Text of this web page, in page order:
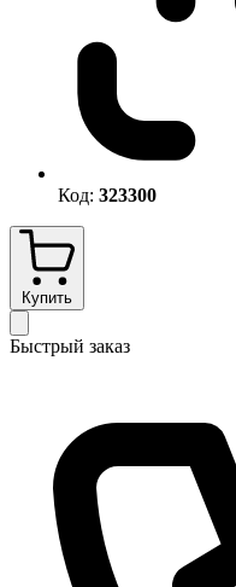
Код: 323300
Купить
Быстрый заказ